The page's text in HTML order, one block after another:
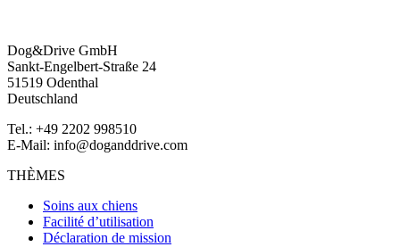
Dog&Drive GmbH
Sankt-Engelbert-Straße 24
51519 Odenthal
Deutschland
Tel.: +49 2202 998510
E-Mail: info@doganddrive.com
THÈMES
Soins aux chiens
Facilité d’utilisation
Déclaration de mission